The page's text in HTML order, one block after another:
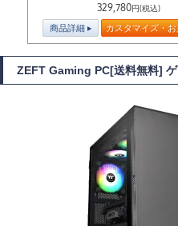
329,780円(税込)
商品詳細 カスタマイズ・
ZEFT Gaming PC[送料無料]